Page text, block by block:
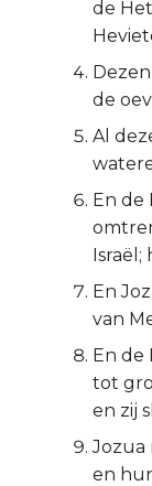
de
de
Al
En de
En
van
En de
tot
en zij
Jozua
en